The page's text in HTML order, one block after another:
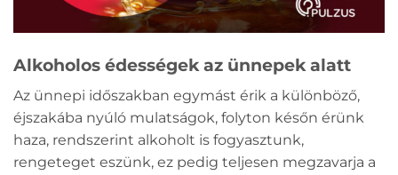
Alkoholos édességek az ünnepek alatt
Az ünnepi időszakban egymást érik a különböző,
éjszakába nyúló mulatságok, folyton későn érünk
haza, rendszerint alkoholt is fogyasztunk,
rengeteget eszünk, ez pedig teljesen megzavarja a